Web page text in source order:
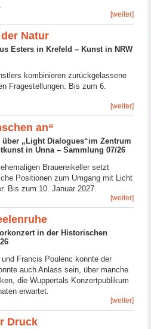
[weiter]
Natur
Esters in Krefeld – Kunst in NRW
kombinieren zurückgelassene
Fragestellungen. Bis zum 6.
[weiter]
an“
„Light Dialogues“im Zentrum
in Unna – Sammlung 07/26
Brauereikeller setzt
Positionen zum Umgang mit Licht
Bis zum 10. Januar 2027.
[weiter]
in der Historischen
Francis Poulenc konnte der
auch Anlass sein, über manche
die Wuppertals Konzertpublikum
erwartet.
[weiter]
Druck